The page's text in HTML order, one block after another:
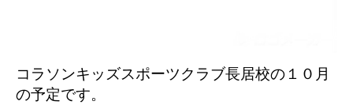
コラソンキッズスポーツクラブ長居校の１０ 月
の予定です。